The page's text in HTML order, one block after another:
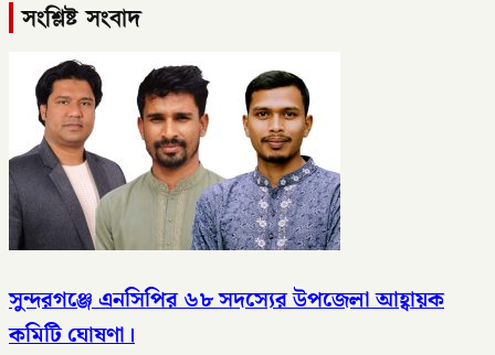
সংশ্লিষ্ট সংবাদ
সুন্দরগঞ্জে এনসিপির ৬৮ সদস্যের উপজেলা আহ্বায়ক
কমিটি ঘোষণা।